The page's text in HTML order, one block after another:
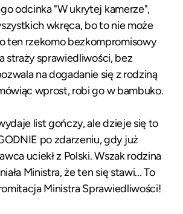
odcinka "W ukrytej kamerze",
wkręca, bo to nie może
ten rzekomo bezkompromisowy
straży sprawiedliwości, bez
na dogadanie się z rodziną
wprost, robi go w bambuko.
list gończy, ale dzieje się to
po zdarzeniu, gdy już
uciekł z Polski. Wszak rodzina
Ministra, że ten się stawi... To
Ministra Sprawiedliwości!